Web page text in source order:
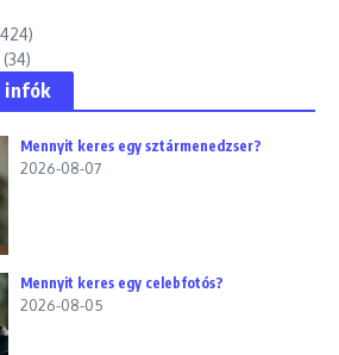
(34)
infók
Mennyit keres egy sztármenedzser?
2026-08-07
Mennyit keres egy celebfotós?
2026-08-05